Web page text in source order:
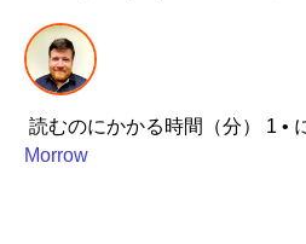
カルチャー
業界
読むのにかかる時間（分） 1 •
Morrow